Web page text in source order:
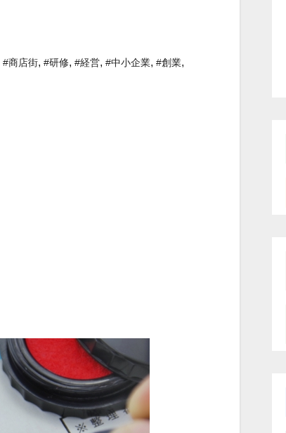
#商店街, #研修, #経営, #中小企業, #創業,